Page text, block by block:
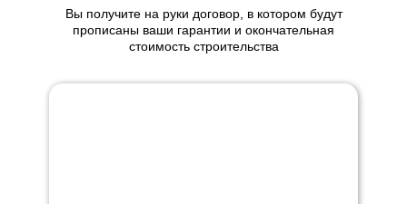
Вы получите на руки договор, в котором будут
прописаны ваши гарантии и окончательная
стоимость строительства